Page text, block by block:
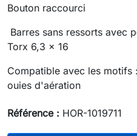
Bouton raccourci
Barres sans ressorts avec
Torx 6,3 x 16
Compatible avec les motifs
ouies d'aération
Référence : HOR-1019711